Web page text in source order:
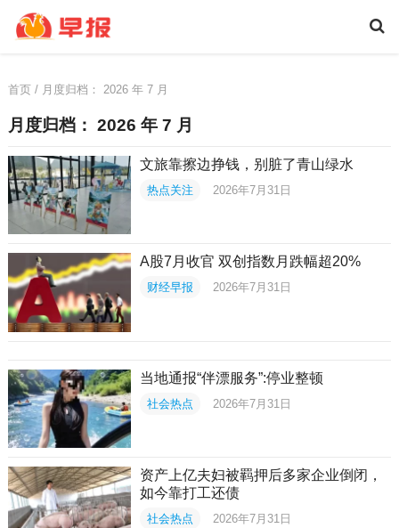
首页/ 月度归档： 2026 年 7 月
月度归档： 2026 年 7 月
文旅靠擦边挣钱，别脏了青山绿水
热点关注 2026年7月31日
A股7月收官 双创指数月跌幅超20%
财经早报 2026年7月31日
当地通报“伴漂服务”:停业整顿
社会热点 2026年7月31日
资产上亿夫妇被羁押后多家企业倒闭，
如今靠打工还债
社会热点 2026年7月31日